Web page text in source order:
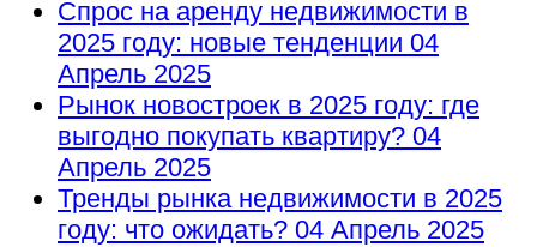
Спрос на аренду недвижимости в
2025 году: новые тенденции 04
Апрель 2025
Рынок новостроек в 2025 году: где
выгодно покупать квартиру? 04
Апрель 2025
Тренды рынка недвижимости в 2025
году: что ожидать? 04 Апрель 2025